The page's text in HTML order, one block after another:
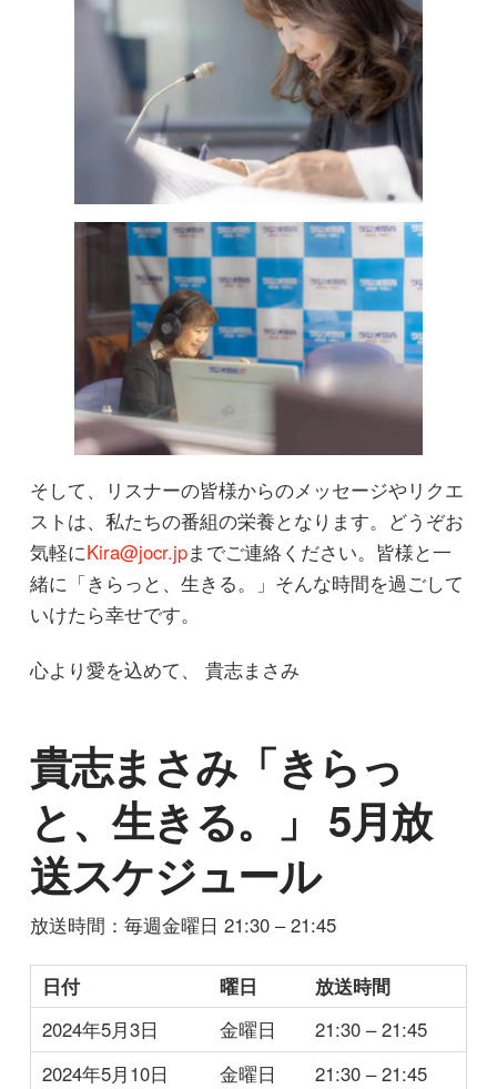
そして、リスナーの皆様からのメッセージやリクエ
ストは、私たちの番組の栄養となります。どうぞお
気軽にKira@jocr.jpまでご連絡ください。皆様と一
緒に「きらっと、生きる。」そんな時間を過ごして
いけたら幸せです。
心より愛を込めて、 貴志まさみ
貴志まさみ「きらっ
と、生きる。」 5月放
送スケジュール
放送時間：毎週金曜日 21:30 – 21:45
日付 曜日
放送時間
2024年5月3日
金曜日
21:30 – 21:45
2024年5月10日
金曜日
21:30 – 21:45